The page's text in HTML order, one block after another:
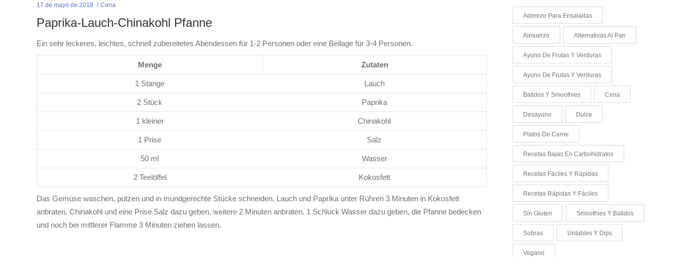
17 de mayo de 2018 Cena
Paprika-Lauch-Chinakohl Pfanne
Ein sehr leckeres, leichtes, schnell zubereitetes Abendessen für 1-2 Personen oder eine Beilage für 3-4 Personen.
Menge Zutaten
1 Stange Lauch
2 Stück Paprika
1 kleiner Chinakohl
1 Prise Salz
50 ml Wasser
2 Teelöffel Kokosfett
Das Gemüse waschen, putzen und in mundgerechte Stücke schneiden. Lauch und Paprika unter Rühren 3 Minuten in Kokosfett
anbraten. Chinakohl und eine Prise Salz dazu geben, weitere 2 Minuten anbraten. 1 Schluck Wasser dazu geben, die Pfanne bedecken
und noch bei mittlerer Flamme 3 Minuten ziehen lassen.
Aderezo Para Ensaladas
Almuerzo Alternativas Al Pan
Ayuno De Frutas Y Verduras
Ayuno De Frutas Y Verduras
Batidos Y Smoothies Cena
Desayuno Dulce
Platos De Carne
Recetas Bajas En Carbohidratos
Recetas Fáciles Y Rápidas
Recetas Rápidas Y Fáciles
Sin Gluten Smoothies Y Batidos
Sobras Untables Y Dips
Vegano